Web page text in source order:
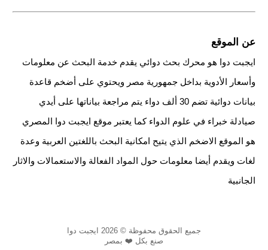
عن الموقع
ايجبت دوا هو محرك بحث دوائي يقدم خدمة البحث عن معلومات
وأسعار الأدوية بداخل جمهورية مصر ويحتوي على أضخم قاعدة
بيانات دوائية تضم 30 ألف دواء يتم مراجعة بياناتها على أيدي
صيادلة خبراء في علوم الدواء كما يعتبر موقع ايجبت دوا المصري
هو الموقع الاضخم الذي يتيح امكانية البحث باللغتين العربية وعدة
لغات ويقدم أيضا معلومات حول المواد الفعالة والاستعمالات والاثار
الجانبية
جميع الحقوق محفوظة © 2026 ايجبت دوا
صنع بكل ❤️ بمصر